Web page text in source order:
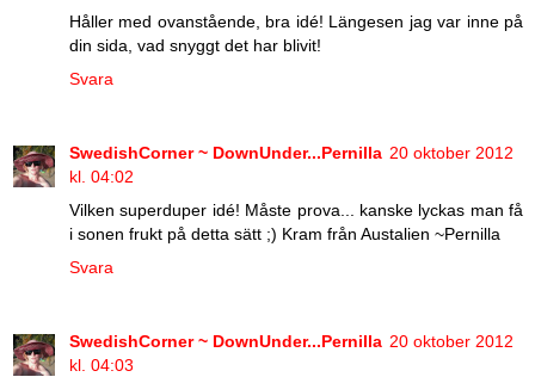
Håller med ovanstående, bra idé! Längesen jag var inne på
din sida, vad snyggt det har blivit!
Svara
SwedishCorner ~ DownUnder...Pernilla 20 oktober 2012
kl. 04:02
Vilken superduper idé! Måste prova... kanske lyckas man få
i sonen frukt på detta sätt ;) Kram från Austalien ~Pernilla
Svara
SwedishCorner ~ DownUnder...Pernilla 20 oktober 2012
kl. 04:03